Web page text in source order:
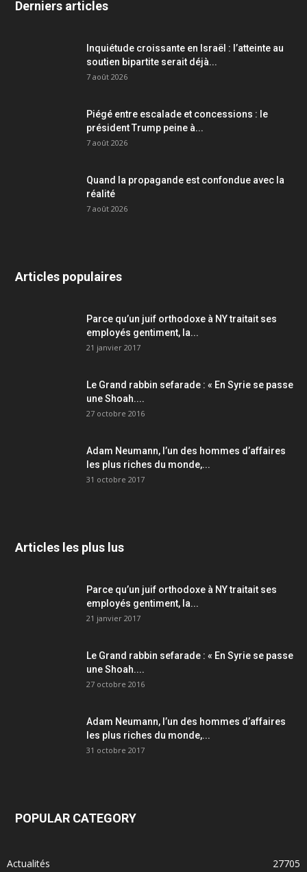
Derniers articles
Inquiétude croissante en Israël : l’atteinte au
soutien bipartite serait déjà...
7 août 2026
Piégé entre escalade et concessions : le
président Trump peine à...
7 août 2026
Quand la propagande est confondue avec la
réalité
7 août 2026
Articles populaires
Parce qu’un juif orthodoxe à NY traitait ses
employés gentiment, la...
21 janvier 2017
Le Grand rabbin sefarade : « En Syrie se passe
une Shoah....
27 octobre 2016
Adam Neumann, l’un des hommes d’affaires
les plus riches du monde,...
31 octobre 2017
Articles les plus lus
Parce qu’un juif orthodoxe à NY traitait ses
employés gentiment, la...
21 janvier 2017
Le Grand rabbin sefarade : « En Syrie se passe
une Shoah....
27 octobre 2016
Adam Neumann, l’un des hommes d’affaires
les plus riches du monde,...
31 octobre 2017
POPULAR CATEGORY
Actualités
27705